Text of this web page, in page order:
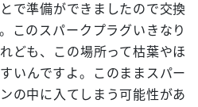
準備ができましたので交換
このスパークプラグいきなり
ども、この場所って枯葉やほ
いんですよ。このままスパー
の中に入てしまう可能性があ